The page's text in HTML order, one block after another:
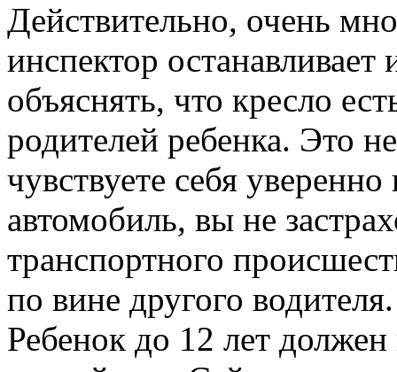
Действительно, очень
инспектор
объяснять, что кресло
родителей ребенка. Это
чувствуете себя
автомобиль, вы не
транспортного
по вине другого
Ребенок до 12 лет